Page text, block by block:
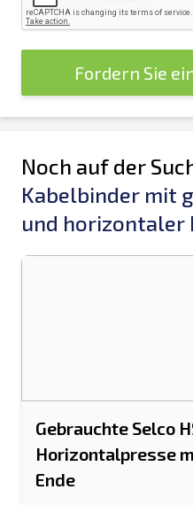
Fordern Sie
Noch auf der
Kabelbinder mit
und horizontaler
Gebrauchte Selco
Horizontalpresse
Ende